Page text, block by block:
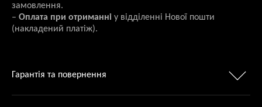
замовлення.
– Оплата при отриманні у відділенні Нової пошти
(накладений платіж).
Гарантія та повернення